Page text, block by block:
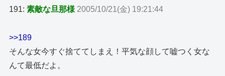
191:素敵な旦那様 2005/10/21(金) 19:21:44
>>189
そんな女今すぐ捨ててしまえ！平気な顔して嘘つく女な
んて最低だよ。